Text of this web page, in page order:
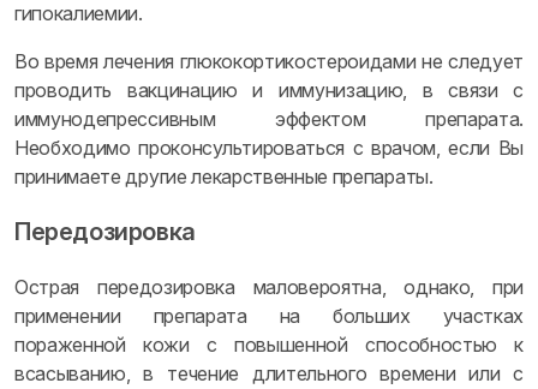
гипокалиемии.
Во время лечения глюкокортикостероидами не следует
проводить вакцинацию и иммунизацию, в связи с
иммунодепрессивным эффектом препарата.
Необходимо проконсультироваться с врачом, если Вы
принимаете другие лекарственные препараты.
Передозировка
Острая передозировка маловероятна, однако, при
применении препарата на больших участках
пораженной кожи с повышенной способностью к
всасыванию, в течение длительного времени или с